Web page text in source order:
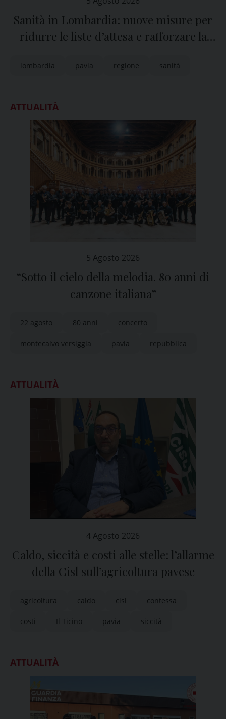
Sanità in Lombardia: nuove misure per
ridurre le liste d’attesa e rafforzare la
lombardia pavia regione sanità
ATTUALITÀ
5 Agosto 2026
“Sotto il cielo della melodia. 80 anni di
canzone italiana”
22 agosto 80 anni concerto
montecalvo versiggia pavia repubblica
ATTUALITÀ
4 Agosto 2026
Caldo, siccità e costi alle stelle: l’allarme
della Cisl sull’agricoltura pavese
agricoltura caldo cisl contessa
costi Il Ticino pavia siccità
ATTUALITÀ